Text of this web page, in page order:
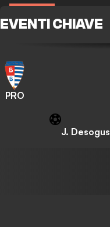
EVENTI CHIAVE
PRO
J. Desogus